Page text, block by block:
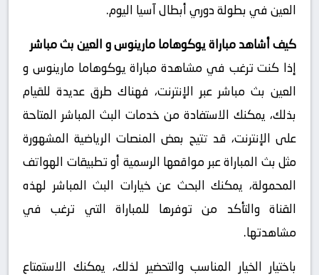
العين في بطولة دوري أبطال آسيا اليوم.
كيف أشاهد مباراة يوكوهاما مارينوس و العين بث مباشر
إذا كنت ترغب في مشاهدة مباراة يوكوهاما مارينوس و
العين بث مباشر عبر الإنترنت، فهناك طرق عديدة للقيام
بذلك، يمكنك الاستفادة من خدمات البث المباشر المتاحة
على الإنترنت، قد تتيح بعض المنصات الرياضية المشهورة
مثل بث المباراة عبر مواقعها الرسمية أو تطبيقات الهواتف
المحمولة، يمكنك البحث عن خيارات البث المباشر لهذه
القناة والتأكد من توفرها للمباراة التي ترغب في
مشاهدتها.
باختيار الخيار المناسب والتحضير لذلك، يمكنك الاستمتاع